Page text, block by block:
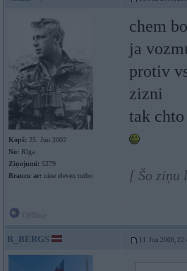
Kopš: 25. Jun 2002
No: Rīga
Ziņojumi: 5279
Braucu ar: nine eleven turbo
chem
ja
protiv
zizni
tak
[ Šo ziņu
R_BERGS 11. Jun 2008,